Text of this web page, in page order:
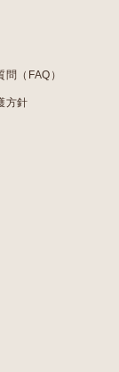
（FAQ）
方針